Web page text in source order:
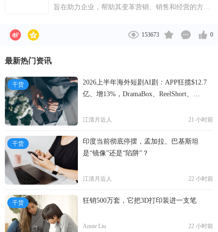
旨在助力企业，帮助其变革营销、销售和经营的方
企业提供技术基础设施以及营销平台，帮助其借助新
他业务。除此之外，我们的非并表关联方蚂蚁集团为
我们平台上的消费者、商家及其他企业提供数字支付
服务和数字金融服务。围绕着我们的平台与业务，一
个涵盖了消费者、商家、品牌、零售商、第三方服务
成。 2021财年，阿里巴巴生态体系的商品交易额
（GMV）为人民币8.119万亿元，主要包括中国零售
市场GMV，以及跨境及全球零售市场和本地生活服务
GMV。截至2021年9月30日止12个月期间，阿里巴巴
9.53亿来自中国市场，以及2.85亿来自海外。
153673 0
最新热门资讯
干货
2026上半年海外短剧AI剧：APP狂揽$12.7
亿、增13%，DramaBox、ReelShort、
江清月近人 21 小时前
干货
印度当前彻底停摆，孟加拉、巴基斯坦
是“镜像”还是“陷阱”？
江清月近人 22 小时前
干货 狂销500万套，它把3D打印装进一支笔
Annie Liu 22 小时前